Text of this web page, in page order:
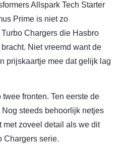
Allspark Tech Starter
Prime is niet zo
Chargers die Hasbro
Niet vreemd want de
prijskaartje mee dat gelijk lag
fronten. Ten eerste de
steeds behoorlijk netjes
met zoveel detail als we dit
Chargers serie.